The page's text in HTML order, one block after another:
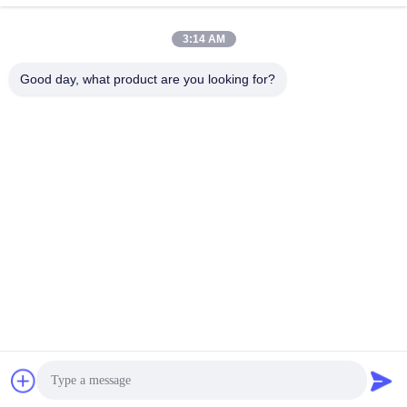
4ος-5ος όροφος, κτίριο 3,19 North Danzi Road, οδός
Pray-med Technology Co.,Ltd . Διατηρούνται όλα τα πνευματικά
3:14 AM
Good day, what product are you looking for?